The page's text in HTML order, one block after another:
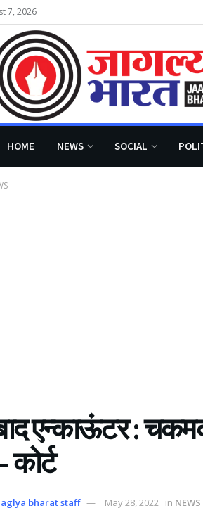
7, 2026
HOME NEWS SOCIAL
एन्काऊंटर :
कोर्ट
bharat staff May 28, 2022 in NEWS